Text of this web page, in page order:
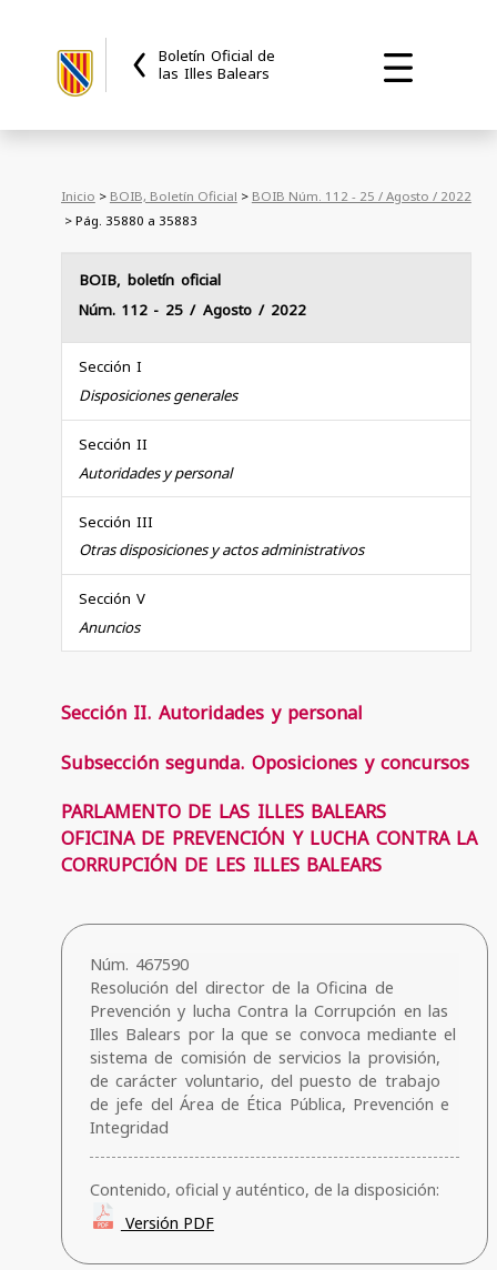
Boletín Oficial de
las Illes Balears
Inicio > BOIB, Boletín Oficial > BOIB Núm. 112 - 25 / Agosto / 2022
> Pág. 35880 a 35883
BOIB, boletín oficial
Núm. 112 - 25 / Agosto / 2022
Sección I
Disposiciones generales
Sección II
Autoridades y personal
Sección III
Otras disposiciones y actos administrativos
Sección V
Anuncios
Sección II. Autoridades y personal
Subsección segunda. Oposiciones y concursos
PARLAMENTO DE LAS ILLES BALEARS
OFICINA DE PREVENCIÓN Y LUCHA CONTRA LA
CORRUPCIÓN DE LES ILLES BALEARS
Núm. 467590
Resolución del director de la Oficina de
Prevención y lucha Contra la Corrupción en las
Illes Balears por la que se convoca mediante el
sistema de comisión de servicios la provisión,
de carácter voluntario, del puesto de trabajo
de jefe del Área de Ética Pública, Prevención e
Integridad
Contenido, oficial y auténtico, de la disposición:
Versión PDF